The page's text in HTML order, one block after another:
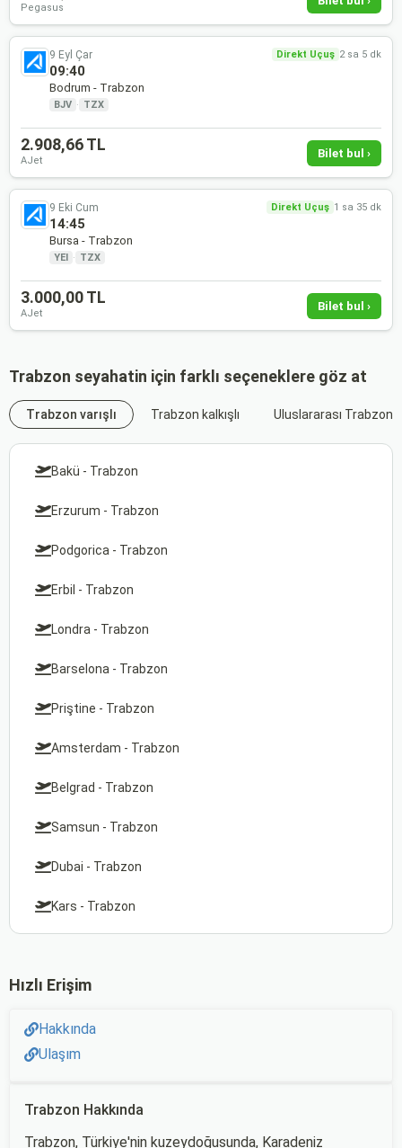
Pegasus
9 Eyl Çar Direkt Uçuş 2 sa 5 dk
09:40
Bodrum - Trabzon
BJV · TZX
2.908,66 TL
AJet
Bilet bul ›
9 Eki Cum Direkt Uçuş 1 sa 35 dk
14:45
Bursa - Trabzon
YEI · TZX
3.000,00 TL
AJet
Bilet bul ›
Trabzon seyahatin için farklı seçeneklere göz at
Trabzon varışlı Trabzon kalkışlı Uluslararası Trabzon
Bakü - Trabzon
Erzurum - Trabzon
Podgorica - Trabzon
Erbil - Trabzon
Londra - Trabzon
Barselona - Trabzon
Priştine - Trabzon
Amsterdam - Trabzon
Belgrad - Trabzon
Samsun - Trabzon
Dubai - Trabzon
Kars - Trabzon
Hızlı Erişim
Hakkında
Ulaşım
Trabzon Hakkında
Trabzon, Türkiye'nin kuzeydoğusunda, Karadeniz